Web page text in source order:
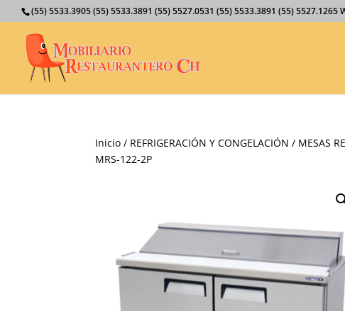
(55) 5533.3905 (55) 5533.3891 (55) 5527.0531 (55) 5533.3891 (55) 5527.1265
Inicio / REFRIGERACIÓN Y CONGELACIÓN / MESAS
MRS-122-2P